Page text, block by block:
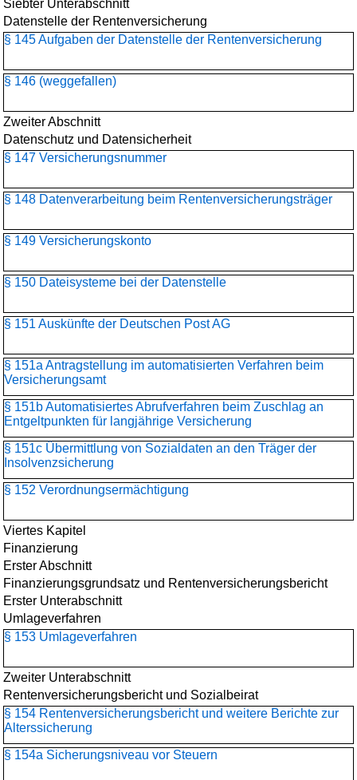
Siebter Unterabschnitt
Datenstelle der Rentenversicherung
§ 145 Aufgaben der Datenstelle der Rentenversicherung
§ 146 (weggefallen)
Zweiter Abschnitt
Datenschutz und Datensicherheit
§ 147 Versicherungsnummer
§ 148 Datenverarbeitung beim Rentenversicherungsträger
§ 149 Versicherungskonto
§ 150 Dateisysteme bei der Datenstelle
§ 151 Auskünfte der Deutschen Post AG
§ 151a Antragstellung im automatisierten Verfahren beim
Versicherungsamt
§ 151b Automatisiertes Abrufverfahren beim Zuschlag an
Entgeltpunkten für langjährige Versicherung
§ 151c Übermittlung von Sozialdaten an den Träger der
Insolvenzsicherung
§ 152 Verordnungsermächtigung
Viertes Kapitel
Finanzierung
Erster Abschnitt
Finanzierungsgrundsatz und Rentenversicherungsbericht
Erster Unterabschnitt
Umlageverfahren
§ 153 Umlageverfahren
Zweiter Unterabschnitt
Rentenversicherungsbericht und Sozialbeirat
§ 154 Rentenversicherungsbericht und weitere Berichte zur
Alterssicherung
§ 154a Sicherungsniveau vor Steuern